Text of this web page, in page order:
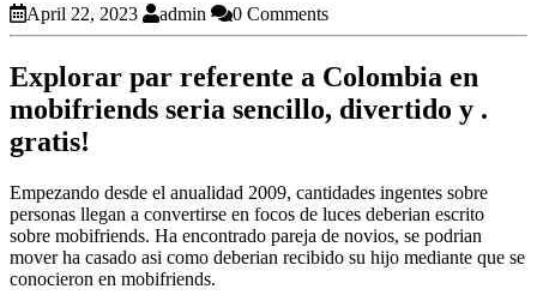
April 22, 2023 admin 0 Comments
Explorar par referente a Colombia en
mobifriends seri­a sencillo, divertido y .
gratis!
Empezando desde el anualidad 2009, cantidades ingentes sobre
personas llegan a convertirse en focos de luces deberian escrito
sobre mobifriends. Ha encontrado pareja de novios, se podri­an
mover ha casado asi­ como deberian recibido su hijo mediante que se
conocieron en mobifriends.